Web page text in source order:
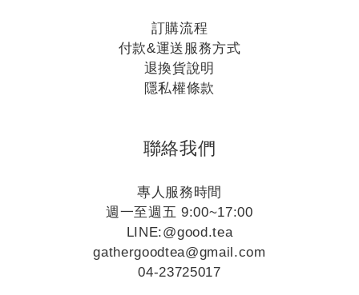
訂購流程
付款&運送服務方式
退換貨說明
隱私權條款
聯絡我們
專人服務時間
週一至週五 9:00~17:00
LINE:@good.tea
gathergoodtea@gmail.com
04-23725017